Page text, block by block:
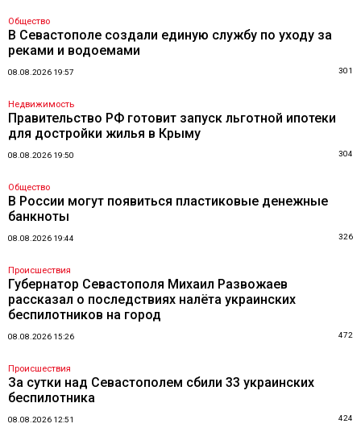
Общество
В Севастополе создали единую службу по уходу за
реками и водоемами
08.08.2026 19:57 301
Недвижимость
Правительство РФ готовит запуск льготной ипотеки
для достройки жилья в Крыму
08.08.2026 19:50 304
Общество
В России могут появиться пластиковые денежные
банкноты
08.08.2026 19:44 326
Происшествия
Губернатор Севастополя Михаил Развожаев
рассказал о последствиях налёта украинских
беспилотников на город
08.08.2026 15:26 472
Происшествия
За сутки над Севастополем сбили 33 украинских
беспилотника
08.08.2026 12:51 424